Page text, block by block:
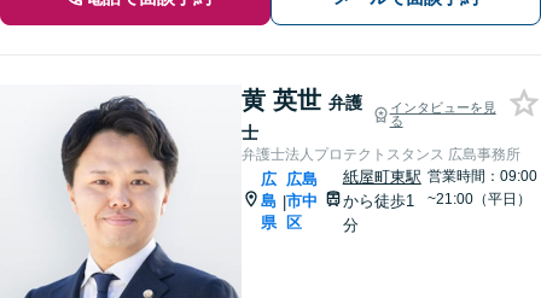
黄 英世 弁護
士
インタビューを見
る
弁護士法人プロテクトスタンス 広島事務所
広
島
県
|
広島
市中
区
紙屋町東駅
から徒歩1
分
営業時間：09:00
~21:00（平日）